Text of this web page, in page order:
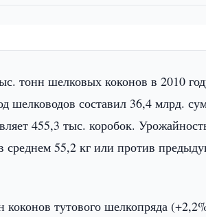
тонн шелковых коконов в 2010
шелководов составил 36,4 млрд.
455,3 тыс. коробок.
среднем 55,2 кг или против
тутового шелкопряда